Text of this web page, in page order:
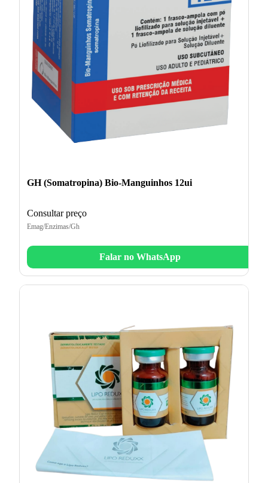
GH (Somatropina) Bio-Manguinhos 12ui
Consultar preço
Emag/Enzimas/Gh
Falar no WhatsApp